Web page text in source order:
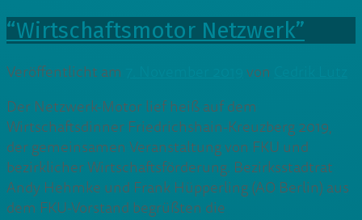
“Wirtschaftsmotor Netzwerk”
Veröffentlicht am von
Der Netzwerk-Motor lief heiß auf dem
Wirtschaftsdinner Friedrichshain-Kreuzberg 2019,
der gemeinsamen Veranstaltung von FKU und
bezirklicher Wirtschaftsförderung. Bezirksstadtrat
Andy Hehmke und Frank Hüpperling (AO Berlin) aus
dem FKU-Vorstand begrüßten die